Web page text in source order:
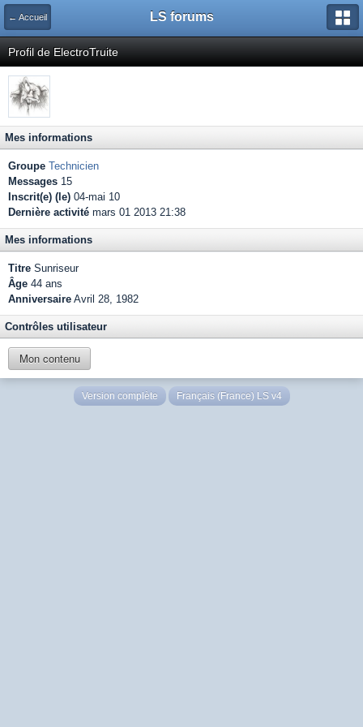
← Accueil LS forums
Profil de ElectroTruite
Mes informations
Groupe Technicien
Messages 15
Inscrit(e) (le) 04-mai 10
Dernière activité mars 01 2013 21:38
Mes informations
Titre Sunriseur
Âge 44 ans
Anniversaire Avril 28, 1982
Contrôles utilisateur
Mon contenu
Version complète Français (France) LS v4